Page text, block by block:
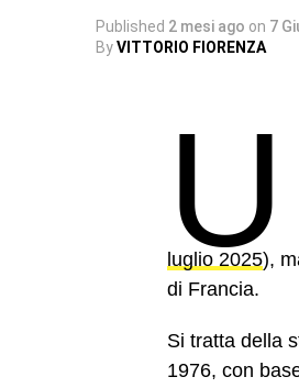
Published 2 mesi ago on 7
ByVITTORIO FIORENZA
U
luglio 2025),
di Francia.
Si tratta della
1976, con